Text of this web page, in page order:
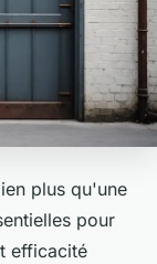
plus qu'une
pour
efficacité